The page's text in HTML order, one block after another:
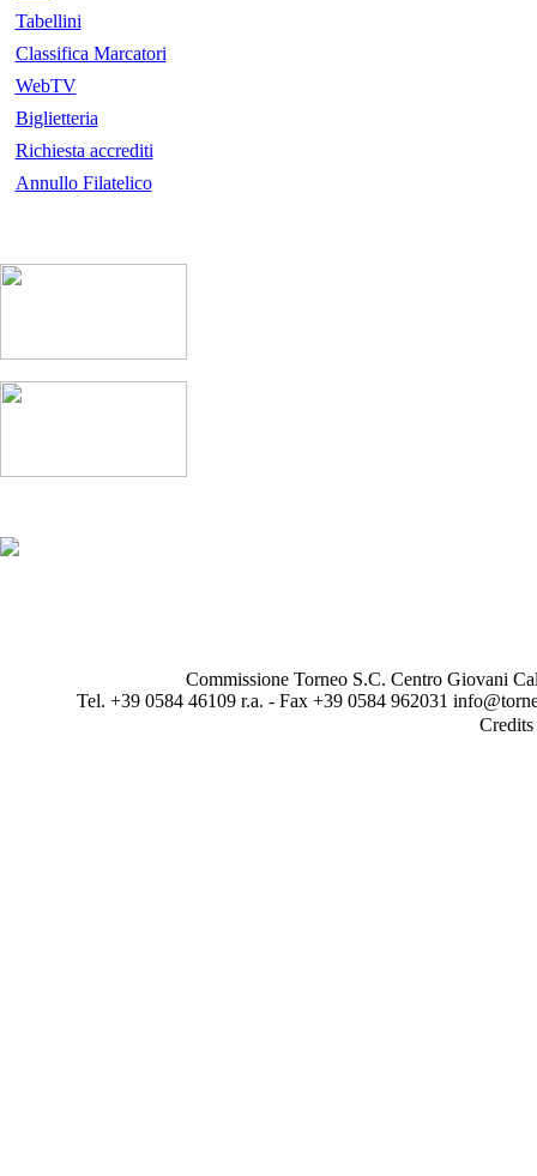
Tabellini
Classifica Marcatori
WebTV
Biglietteria
Richiesta accrediti
Annullo Filatelico
Commissione Torneo S.C. Centro Giovani
Tel. +39 0584 46109 r.a. - Fax +39 0584 962031
Credits